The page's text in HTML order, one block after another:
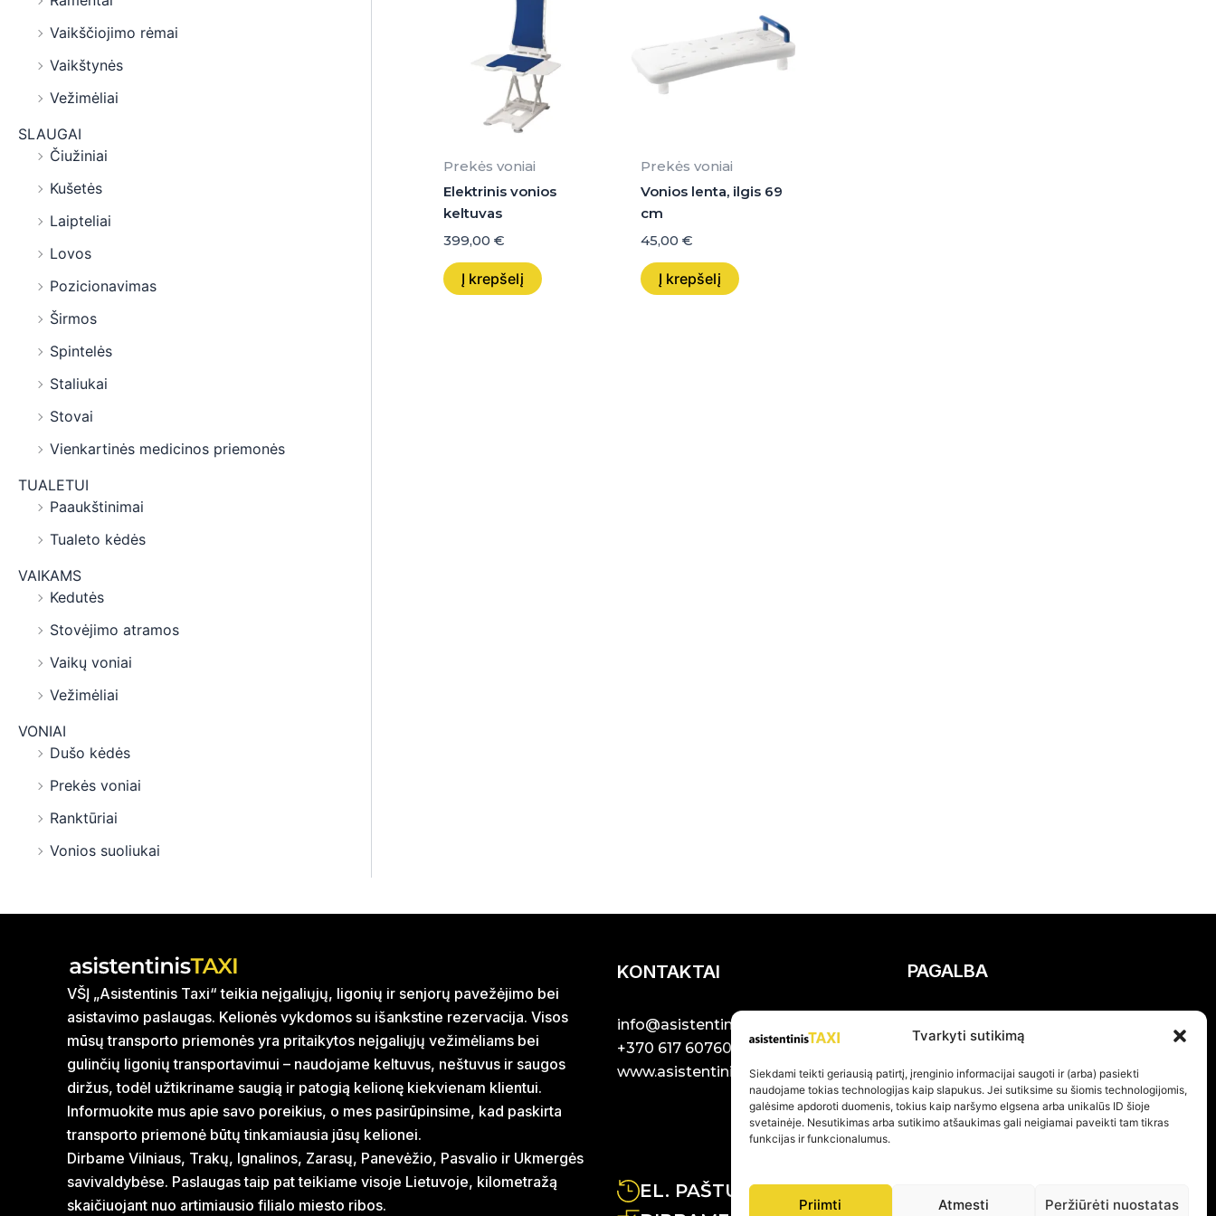
Tvarkyti sutikimą
Siekdami teikti geriausią patirtį, įrenginio informacijai saugoti ir (arba) pasiekti
naudojame tokias technologijas kaip slapukus. Jei sutiksime su šiomis technologijomis,
galėsime apdoroti duomenis, tokius kaip naršymo elgsena arba unikalūs ID šioje
svetainėje. Nesutikimas arba sutikimo atšaukimas gali neigiamai paveikti tam tikras
funkcijas ir funkcionalumus.
Priimti Atmesti Peržiūrėti nuostatas
Vaikščiojimo rėmai
Vaikštynės
Vežimėliai
SLAUGAI
Čiužiniai
Kušetės
Laipteliai
Lovos
Pozicionavimas
Širmos
Spintelės
Staliukai
Stovai
Vienkartinės medicinos priemonės
TUALETUI
Paaukštinimai
Tualeto kėdės
VAIKAMS
Kedutės
Stovėjimo atramos
Vaikų voniai
Vežimėliai
VONIAI
Dušo kėdės
Prekės voniai
Ranktūriai
Vonios suoliukai
Prekės voniai
Elektrinis vonios
keltuvas
399,00€
Į krepšelį
Prekės voniai
Vonios lenta, ilgis 69
cm
45,00€
Į krepšelį
VŠĮ „Asistentinis Taxi“ teikia neįgaliųjų, ligonių ir senjorų pavežėjimo bei
asistavimo paslaugas. Kelionės vykdomos su išankstine rezervacija. Visos
mūsų transporto priemonės yra pritaikytos neįgaliųjų vežimėliams bei
gulinčių ligonių transportavimui – naudojame keltuvus, neštuvus ir saugos
diržus, todėl užtikriname saugią ir patogią kelionę kiekvienam klientui.
Informuokite mus apie savo poreikius, o mes pasirūpinsime, kad paskirta
transporto priemonė būtų tinkamiausia jūsų kelionei.
Dirbame Vilniaus, Trakų, Ignalinos, Zarasų, Panevėžio, Pasvalio ir Ukmergės
savivaldybėse. Paslaugas taip pat teikiame visoje Lietuvoje, kilometražą
skaičiuojant nuo artimiausio filialo miesto ribos.
KONTAKTAI PAGALBA
info@asistentinistaxi.lt
+370 617 60760
www.asistentinistaxi.lt
Pirkimo – pardavimo taisyklės
Prekių grąžinimas ir garantijos
EL. PAŠTU ATSAKOME PER 24H